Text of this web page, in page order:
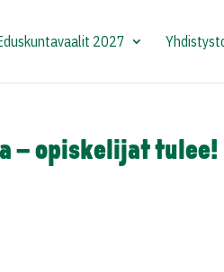
2027
– opiskelijat tulee!